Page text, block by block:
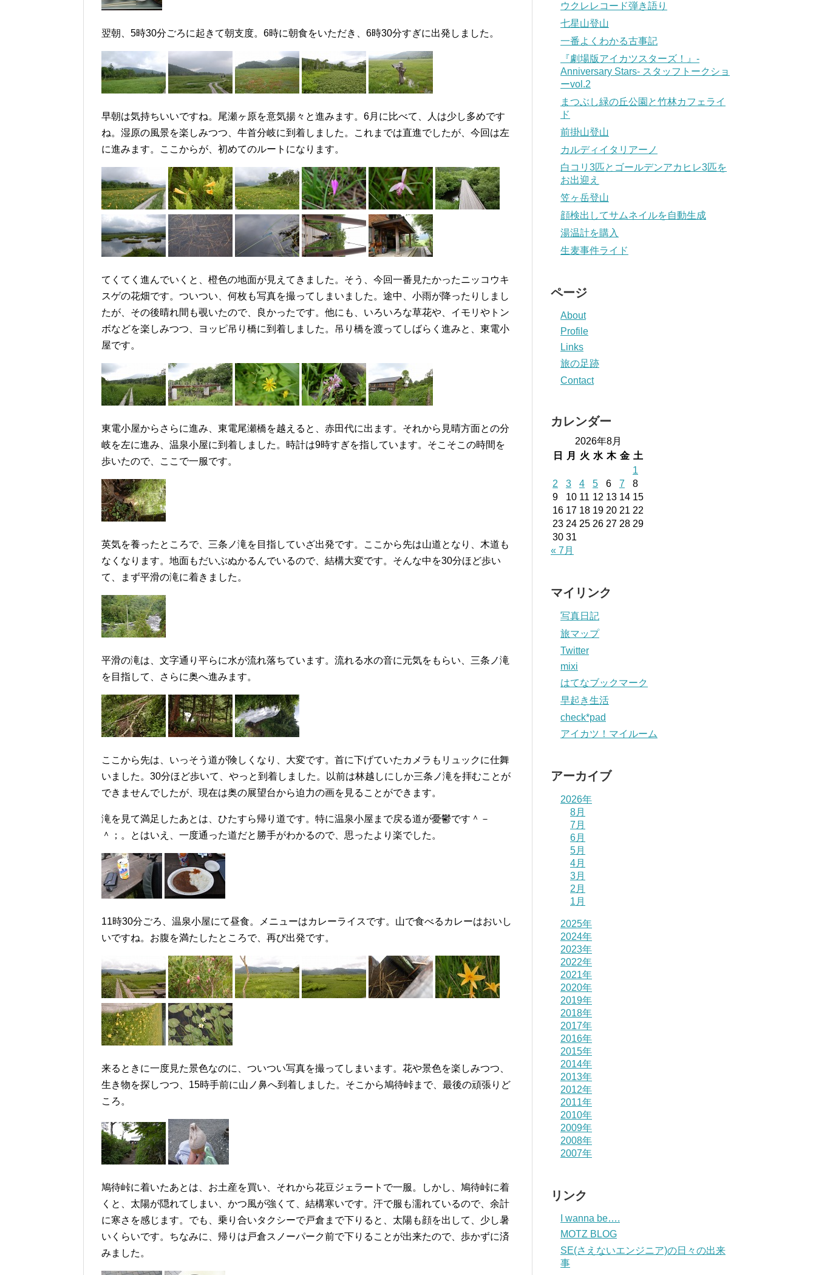
翌朝、5時30分ごろに起きて朝支度。6時に朝食をいただき、6時30分すぎに出発しました。
早朝は気持ちいいですね。尾瀬ヶ原を意気揚々と進みます。6月に比べて、人は少し多めです
ね。湿原の風景を楽しみつつ、牛首分岐に到着しました。これまでは直進でしたが、今回は左
に進みます。ここからが、初めてのルートになります。
てくてく進んでいくと、橙色の地面が見えてきました。そう、今回一番見たかったニッコウキ
スゲの花畑です。ついつい、何枚も写真を撮ってしまいました。途中、小雨が降ったりしまし
たが、その後晴れ間も覗いたので、良かったです。他にも、いろいろな草花や、イモリやトン
ボなどを楽しみつつ、ヨッピ吊り橋に到着しました。吊り橋を渡ってしばらく進みと、東電小
屋です。
東電小屋からさらに進み、東電尾瀬橋を越えると、赤田代に出ます。それから見晴方面との分
岐を左に進み、温泉小屋に到着しました。時計は9時すぎを指しています。そこそこの時間を
歩いたので、ここで一服です。
英気を養ったところで、三条ノ滝を目指していざ出発です。ここから先は山道となり、木道も
なくなります。地面もだいぶぬかるんでいるので、結構大変です。そんな中を30分ほど歩い
て、まず平滑の滝に着きました。
平滑の滝は、文字通り平らに水が流れ落ちています。流れる水の音に元気をもらい、三条ノ滝
を目指して、さらに奥へ進みます。
ここから先は、いっそう道が険しくなり、大変です。首に下げていたカメラもリュックに仕舞
いました。30分ほど歩いて、やっと到着しました。以前は林越しにしか三条ノ滝を拝むことが
できませんでしたが、現在は奥の展望台から迫力の画を見ることができます。
滝を見て満足したあとは、ひたすら帰り道です。特に温泉小屋まで戻る道が憂鬱です＾－
＾；。とはいえ、一度通った道だと勝手がわかるので、思ったより楽でした。
11時30分ごろ、温泉小屋にて昼食。メニューはカレーライスです。山で食べるカレーはおいし
いですね。お腹を満たしたところで、再び出発です。
来るときに一度見た景色なのに、ついつい写真を撮ってしまいます。花や景色を楽しみつつ、
生き物を探しつつ、15時手前に山ノ鼻へ到着しました。そこから鳩待峠まで、最後の頑張りど
ころ。
鳩待峠に着いたあとは、お土産を買い、それから花豆ジェラートで一服。しかし、鳩待峠に着
くと、太陽が隠れてしまい、かつ風が強くて、結構寒いです。汗で服も濡れているので、余計
に寒さを感じます。でも、乗り合いタクシーで戸倉まで下りると、太陽も顔を出して、少し暑
いくらいです。ちなみに、帰りは戸倉スノーパーク前で下りることが出来たので、歩かずに済
みました。
ウクレレコード弾き語り
七星山登山
一番よくわかる古事記
『劇場版アイカツスターズ！』-
Anniversary Stars- スタッフトークショ
ーvol.2
まつぶし緑の丘公園と竹林カフェライ
ド
前掛山登山
カルディイタリアーノ
白コリ3匹とゴールデンアカヒレ3匹を
お出迎え
笠ヶ岳登山
顔検出してサムネイルを自動生成
湯温計を購入
生麦事件ライド
ページ
About
Profile
Links
旅の足跡
Contact
カレンダー
2026年8月
日
月 火 水 木 金 土
1
2
3 4 5 6 7
8
9
10 11 12 13 14 15
16 17 18 19 20 21 22
23 24 25 26 27 28 29
30 31
« 7月
マイリンク
写真日記
旅マップ
Twitter
mixi
はてなブックマーク
早起き生活
check*pad
アイカツ！マイルーム
アーカイブ
2026年
8月
7月
6月
5月
4月
3月
2月
1月
2025年
2024年
2023年
2022年
2021年
2020年
2019年
2018年
2017年
2016年
2015年
2014年
2013年
2012年
2011年
2010年
2009年
2008年
2007年
リンク
I wanna be….
MOTZ BLOG
SE(さえないエンジニア)の日々の出来
事